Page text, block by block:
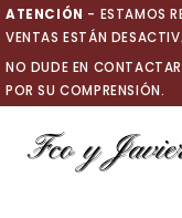
Ir
al
contenido
ATENCIÓN - ESTAMOS
VENTAS ESTÁN
NO DUDE EN
POR SU COMPRENSIÓN.